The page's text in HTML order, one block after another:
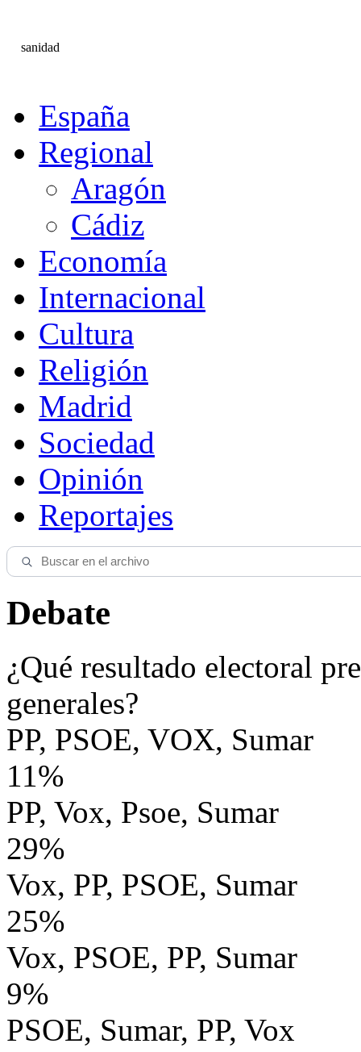
sanidad
España
Regional
Aragón
Cádiz
Economía
Internacional
Cultura
Religión
Madrid
Sociedad
Opinión
Reportajes
Debate
¿Qué resultado electoral
generales?
PP, PSOE, VOX, Sumar
11%
PP, Vox, Psoe, Sumar
29%
Vox, PP, PSOE, Sumar
25%
Vox, PSOE, PP, Sumar
9%
PSOE, Sumar, PP, Vox